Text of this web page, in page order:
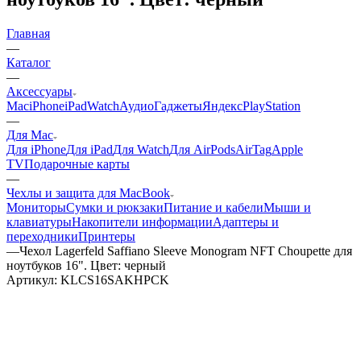
Главная
—
Каталог
—
Аксессуары
MaciPhoneiPadWatchАудиоГаджетыЯндексPlayStation
—
Для Mac
Для iPhoneДля iPadДля WatchДля AirPodsAirTagApple
TVПодарочные карты
—
Чехлы и защита для MacBook
МониторыСумки и рюкзакиПитание и кабелиМыши и
клавиатурыНакопители информацииАдаптеры и
переходникиПринтеры
—Чехол Lagerfeld Saffiano Sleeve Monogram NFT Choupette для
ноутбуков 16". Цвет: черный
Артикул: KLCS16SAKHPCK